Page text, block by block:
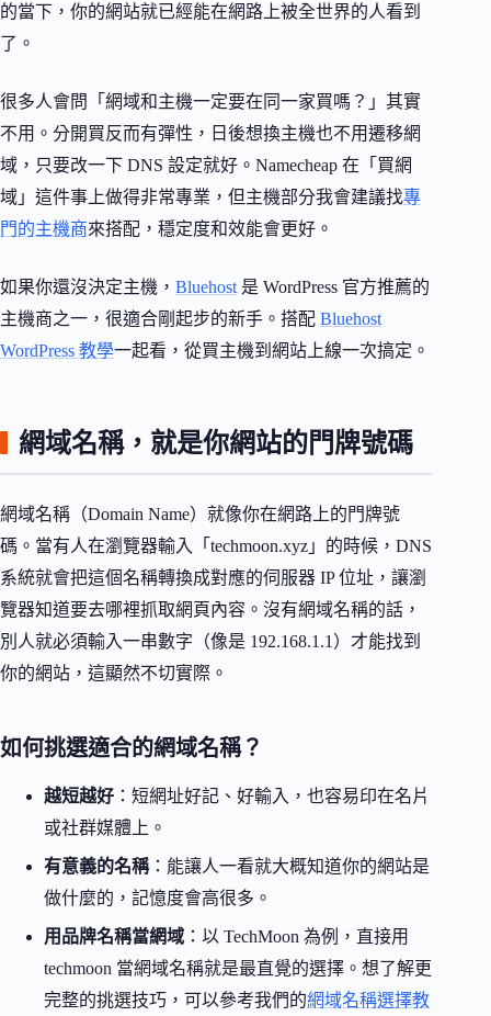
的當下，你的網站就已經能在網路上被全世界的人看到
了。
很多人會問「網域和主機一定要在同一家買嗎？」其實
不用。分開買反而有彈性，日後想換主機也不用遷移網
域，只要改一下 DNS 設定就好。Namecheap 在「買網
域」這件事上做得非常專業，但主機部分我會建議找專
門的主機商來搭配，穩定度和效能會更好。
如果你還沒決定主機， Bluehost 是 WordPress 官方推薦的
主機商之一，很適合剛起步的新手。搭配 Bluehost
WordPress 教學一起看，從買主機到網站上線一次搞定。
網域名稱，就是你網站的門牌號碼
網域名稱（Domain Name）就像你在網路上的門牌號
碼。當有人在瀏覽器輸入「techmoon.xyz」的時候，DNS
系統就會把這個名稱轉換成對應的伺服器 IP 位址，讓瀏
覽器知道要去哪裡抓取網頁內容。沒有網域名稱的話，
別人就必須輸入一串數字（像是 192.168.1.1）才能找到
你的網站，這顯然不切實際。
如何挑選適合的網域名稱？
越短越好 ：短網址好記、好輸入，也容易印在名片
或社群媒體上。
有意義的名稱：能讓人一看就大概知道你的網站是
做什麼的，記憶度會高很多。
用品牌名稱當網域 ：以 TechMoon 為例，直接用
techmoon 當網域名稱就是最直覺的選擇。想了解更
完整的挑選技巧，可以參考我們的網域名稱選擇教